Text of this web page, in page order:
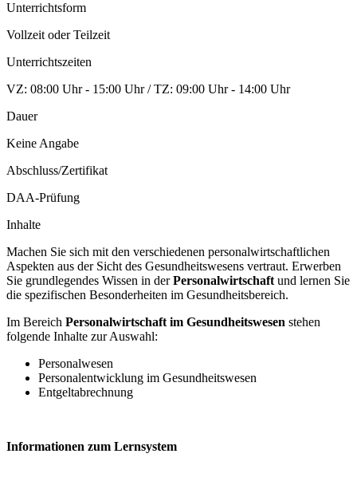
Unterrichtsform
Vollzeit oder Teilzeit
Unterrichtszeiten
VZ: 08:00 Uhr - 15:00 Uhr / TZ: 09:00 Uhr - 14:00 Uhr
Dauer
Keine Angabe
Abschluss/Zertifikat
DAA-Prüfung
Inhalte
Machen Sie sich mit den verschiedenen personalwirtschaftlichen
Aspekten aus der Sicht des Gesundheitswesens vertraut. Erwerben
Sie grundlegendes Wissen in derPersonalwirtschaftund lernen Sie
die spezifischen Besonderheiten im Gesundheitsbereich.
Im Bereich Personalwirtschaft im Gesundheitswesen stehen
folgende Inhalte zur Auswahl:
Personalwesen
Personalentwicklung im Gesundheitswesen
Entgeltabrechnung
Informationen zum Lernsystem